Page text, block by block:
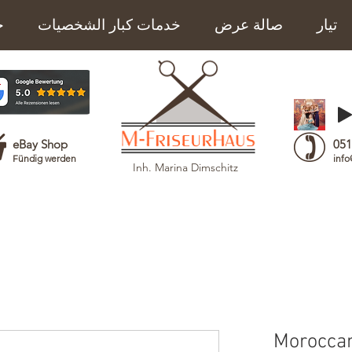
خدمات كبار الشخصيات صالة عرض تيار
eBay Shop
Fündig werden
Inh. Marina Dimschitz